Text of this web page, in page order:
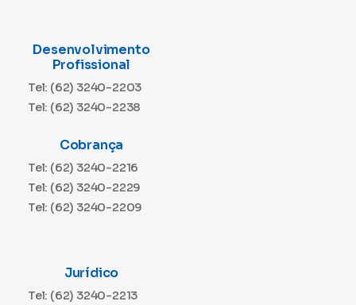
Desenvolvimento
Profissional
Tel: (62) 3240-2203
Tel: (62) 3240-2238
Cobrança
Tel: (62) 3240-2216
Tel: (62) 3240-2229
Tel: (62) 3240-2209
Jurídico
Tel: (62) 3240-2213